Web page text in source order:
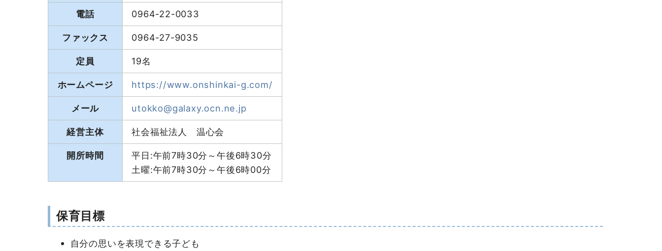
電話 0964-22-0033
ファックス 0964-27-9035
定員 19名
ホームページ https://www.onshinkai-g.com/
メール utokko@galaxy.ocn.ne.jp
経営主体 社会福祉法人 温心会
開所時間
平日:午前7時30分～午後6時30分
土曜:午前7時30分～午後6時00分
保育目標
自分の思いを表現できる子ども